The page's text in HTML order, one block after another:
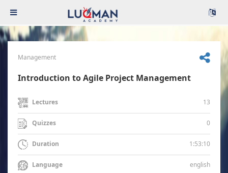
Management
Introduction to Agile Project Management
Lectures 13
Quizzes 0
Duration 1:53:10
Language english